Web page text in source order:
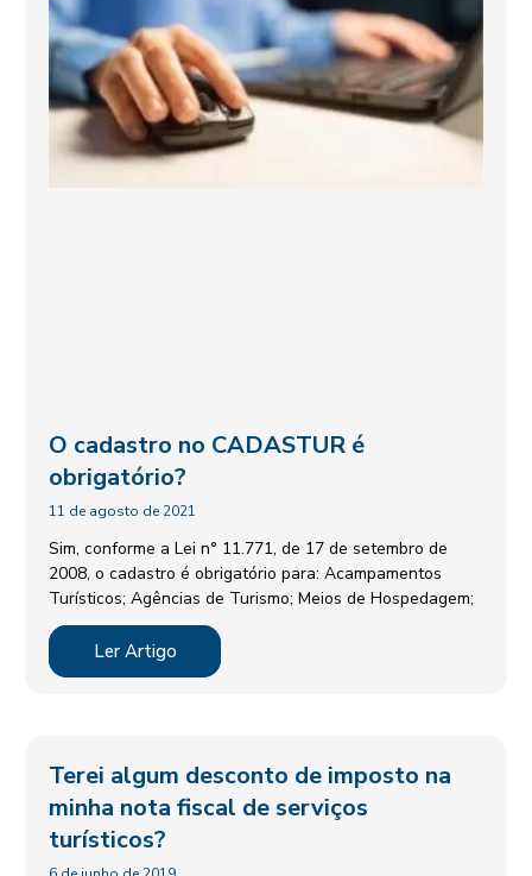
O cadastro no CADASTUR é
obrigatório?
11 de agosto de 2021
Sim, conforme a Lei n° 11.771, de 17 de setembro de
2008, o cadastro é obrigatório para: Acampamentos
Turísticos; Agências de Turismo; Meios de Hospedagem;
Ler Artigo
Terei algum desconto de imposto na
minha nota fiscal de serviços
turísticos?